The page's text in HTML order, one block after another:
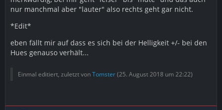
nur manchmal aber "lauter" also rechts geht gar nicht.
*Edit*
eben fällt mir auf dass es sich bei der Helligkeit +/- bei den
Hues genauso verhält...
Einmal editiert, zuletzt vonTomster(25. August 2018 um 22:22)